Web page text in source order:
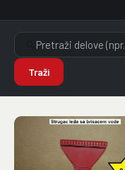
Traži